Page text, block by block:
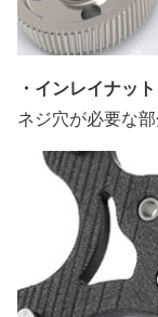
・インレイナット
ネジ穴が必要な